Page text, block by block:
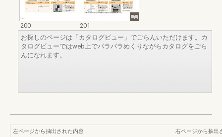
200
201
お探しのページは「カタログビュー」でごらんいただけます。カ
タログビューではweb上でパラパラめくりながらカタログをごら
んになれます。
左ページから抽出された内容
右ページから抽出